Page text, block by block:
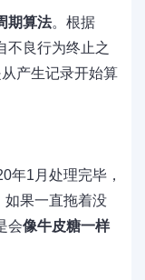
期算法。根据
不良行为终止之
产生记录开始算
年1月处理完毕，
如果一直拖着没
会像牛皮糖一样